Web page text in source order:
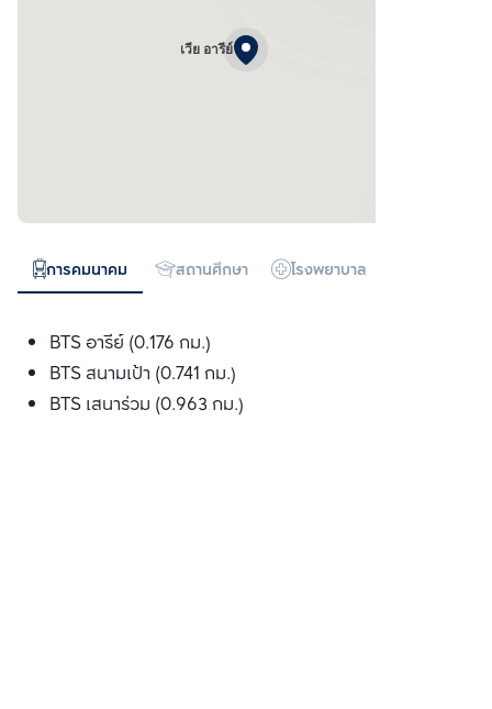
เวีย อารีย์
การคมนาคม สถานศึกษา โรงพยาบาล
BTS อารีย์ (0.176 กม.)
BTS สนามเป้า (0.741 กม.)
BTS เสนาร่วม (0.963 กม.)